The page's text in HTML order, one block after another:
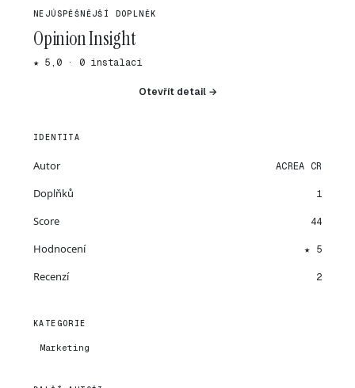
NEJÚSPĚŠNĚJŠÍ DOPLNĚK
Opinion Insight
★ 5,0 · 0 instalací
Otevřít detail →
IDENTITA
Autor ACREA CR
Doplňků 1
Score 44
Hodnocení ★ 5
Recenzí 2
KATEGORIE
Marketing